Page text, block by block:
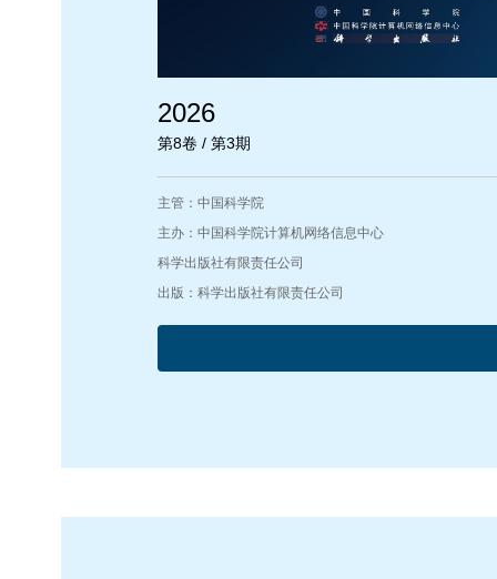
2026
第8卷 / 第3期
主管：中国科学院
主办：中国科学院计算机网络信息中心
科学出版社有限责任公司
出版：科学出版社有限责任公司